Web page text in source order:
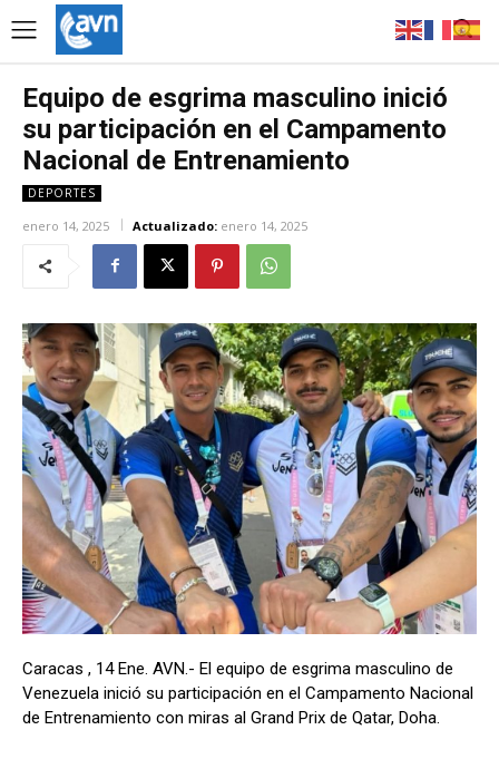
Equipo de esgrima masculino inició
su participación en el Campamento
Nacional de Entrenamiento
DEPORTES
enero 14, 2025 Actualizado: enero 14, 2025
Caracas , 14 Ene. AVN.- El equipo de esgrima masculino de
Venezuela inició su participación en el Campamento Nacional
de Entrenamiento con miras al Grand Prix de Qatar, Doha.